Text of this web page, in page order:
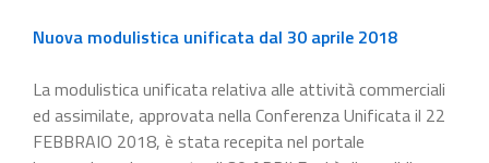
Nuova modulistica unificata dal 30 aprile 2018
La modulistica unificata relativa alle attività commerciali
ed assimilate, approvata nella Conferenza Unificata il 22
FEBBRAIO 2018, è stata recepita nel portale